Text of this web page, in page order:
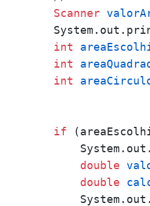
Scanner
int
int
int
if
double
double